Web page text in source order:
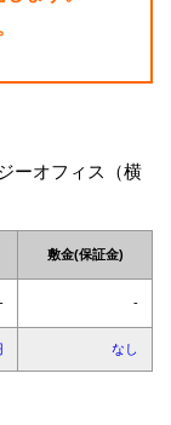
ーオフィス（横